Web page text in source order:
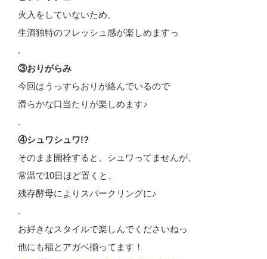
火入をしていないため、
生酒独特のフレッシュ感が楽しめますっ
.
③おりがらみ
今回はうっすらおりが絡んでいるので
滑らかな口当たりが楽しめます♪
.
④シュワシュワ!?
そのまま開栓すると、シュワってませんが、
常温で10日ほど置くと、
残存酵母によりスパークリングに♪
.
お好きなスタイルで楽しんでくださいねっ
他にも稲とアガベ揃ってます！